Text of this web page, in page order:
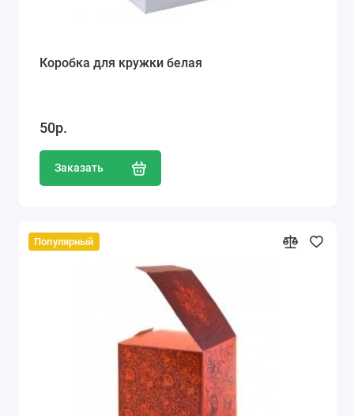
Коробка для кружки белая
50р.
Заказать
Популярный